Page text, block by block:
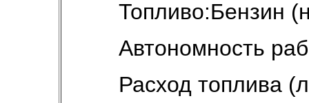
Топливо:Бензин
Автономность
Расход топлива